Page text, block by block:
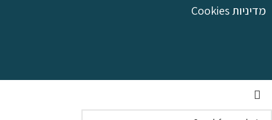
מדיניות Cookies